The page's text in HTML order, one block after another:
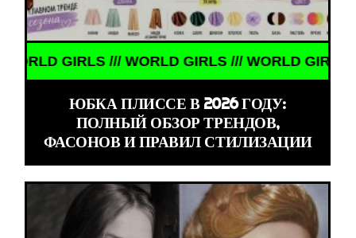
GIRLS /// WORLD GIRLS /// WORLD GIRLS ///
ЮБКА ПЛИССЕ В 2026 ГОДУ:
ПОЛНЫЙ ОБЗОР ТРЕНДОВ,
ФАСОНОВ И ПРАВИЛ СТИЛИЗАЦИИ